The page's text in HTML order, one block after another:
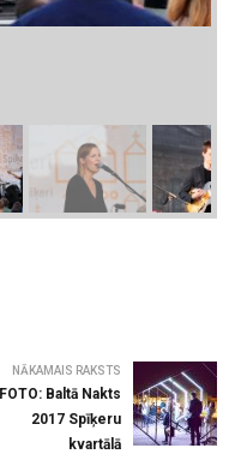
NĀKAMAIS RAKSTS
FOTO: Baltā Nakts
2017 Spīķeru
kvartālā